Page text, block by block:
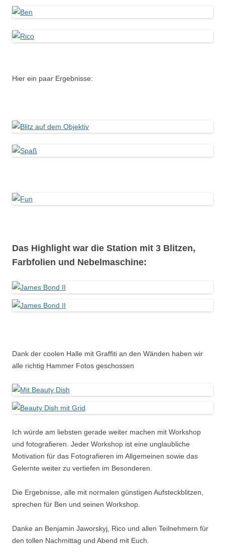
Hier ein paar Ergebnisse:
Das Highlight war die Station mit 3 Blitzen,
Farbfolien und Nebelmaschine:
Dank der coolen Halle mit Graffiti an den Wänden haben wir
alle richtig Hammer Fotos geschossen
Ich würde am liebsten gerade weiter machen mit Workshop
und fotografieren. Jeder Workshop ist eine unglaubliche
Motivation für das Fotografieren im Allgemeinen sowie das
Gelernte weiter zu vertiefen im Besonderen.
Die Ergebnisse, alle mit normalen günstigen Aufsteckblitzen,
sprechen für Ben und seinen Workshop.
Danke an Benjamin Jaworskyj, Rico und allen Teilnehmern für
den tollen Nachmittag und Abend mit Euch.